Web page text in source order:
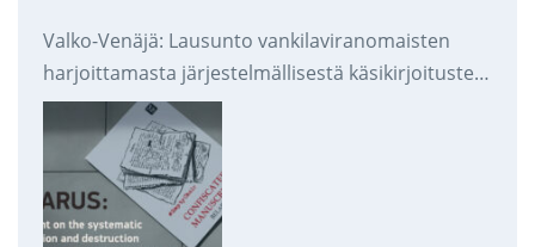
Valko-Venäjä: Lausunto vankilaviranomaisten
harjoittamasta järjestelmällisestä käsikirjoitusten
takavarikoinnista ja tuhoamisesta